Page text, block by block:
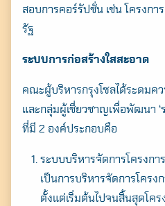
Search
for:
สอบการคอร์รัปชั่น เช่น โครงก
รัฐ
ระบบการก่อสร้างใสสะอาด
คณะผู้บริหารกรุงโซลได้ระดมค
และกลุ่มผู้เชี่ยวชาญเพื่อพัฒนา ‘
ที่มี 2 องค์ประกอบคือ
ระบบบริหารจัดการโครงกา
เป็นการบริหารจัดการโครง
ตั้งแต่เริ่มต้นไปจนสิ้นสุดโคร